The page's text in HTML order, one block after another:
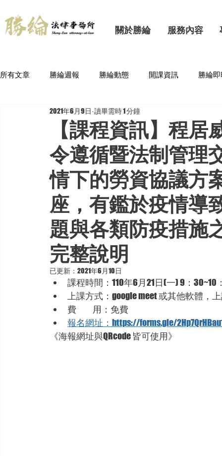
關於勝綸 服務內容
所有文章 勝綸週報 勝綸動態 開課資訊 勝綸
【課程資訊】程
令遵循暨法制管理
情下的勞資協議方
座，有鑑於疫情導
題與各類防疫措施
完整說明
2021年6月9日 讀畢需時 1 分鐘
已更新： 2021年6月10日
課程時間：110年6月21日(一) 9：30~10
上課方式：google meet 或其他軟體，
費           用：免費
報名網址：https://forms.gle/
《海報網址與QRcode 皆可使用》